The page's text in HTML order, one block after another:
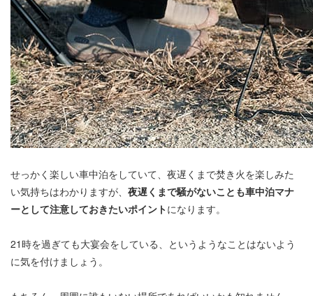
せっかく楽しい車中泊をしていて、夜遅くまで焚き火を楽しみた
い気持ちはわかりますが、 夜遅くまで騒がないことも車中泊マナ
ーとして注意しておきたいポイントになります。
21時を過ぎても大宴会をしている、というようなことはないよう
に気を付けましょう。